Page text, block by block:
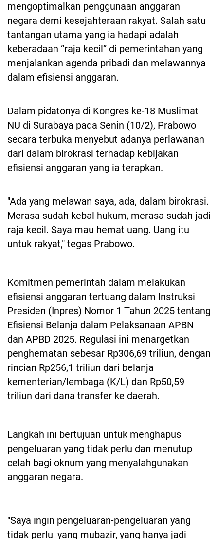
mengoptimalkan penggunaan anggaran
negara demi kesejahteraan rakyat. Salah satu
tantangan utama yang ia hadapi adalah
keberadaan “raja kecil” di pemerintahan yang
menjalankan agenda pribadi dan melawannya
dalam efisiensi anggaran.
Dalam pidatonya di Kongres ke-18 Muslimat
NU di Surabaya pada Senin (10/2), Prabowo
secara terbuka menyebut adanya perlawanan
dari dalam birokrasi terhadap kebijakan
efisiensi anggaran yang ia terapkan.
"Ada yang melawan saya, ada, dalam birokrasi.
Merasa sudah kebal hukum, merasa sudah jadi
raja kecil. Saya mau hemat uang. Uang itu
untuk rakyat," tegas Prabowo.
Komitmen pemerintah dalam melakukan
efisiensi anggaran tertuang dalam Instruksi
Presiden (Inpres) Nomor 1 Tahun 2025 tentang
Efisiensi Belanja dalam Pelaksanaan APBN
dan APBD 2025. Regulasi ini menargetkan
penghematan sebesar Rp306,69 triliun, dengan
rincian Rp256,1 triliun dari belanja
kementerian/lembaga (K/L) dan Rp50,59
triliun dari dana transfer ke daerah.
Langkah ini bertujuan untuk menghapus
pengeluaran yang tidak perlu dan menutup
celah bagi oknum yang menyalahgunakan
anggaran negara.
"Saya ingin pengeluaran-pengeluaran yang
tidak perlu, yang mubazir, yang hanya jadi